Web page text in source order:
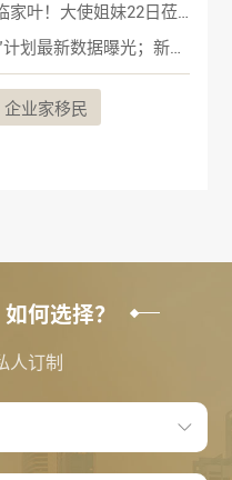
希腊文化女神即将降临家叶！大使姐妹22日莅临，共启爱琴海之约
一周新闻 | 香港“抢人”计划最新数据曝光；新西兰护照大改版！
企业家移民
何选择？
人订制